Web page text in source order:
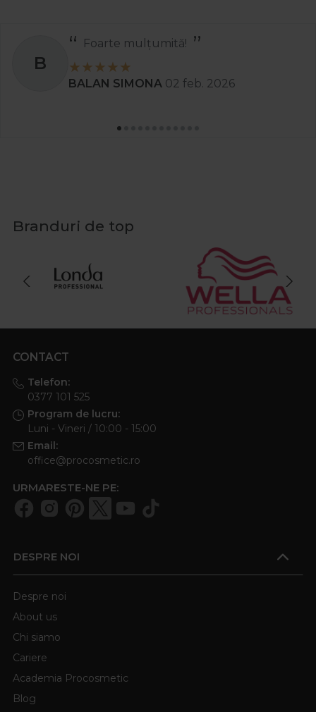
B
Foarte mulțumită!
BALAN SIMONA 02 feb. 2026
Branduri de top
CONTACT
Telefon:
0377 101 525
Program de lucru:
Luni - Vineri / 10:00 - 15:00
Email:
office@procosmetic.ro
URMARESTE-NE PE:
DESPRE NOI
Despre noi
About us
Chi siamo
Cariere
Academia Procosmetic
Blog